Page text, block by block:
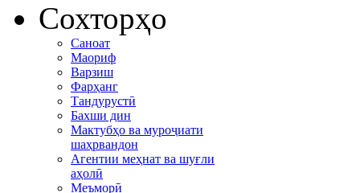
Сохторҳо
Саноат
Маориф
Варзиш
Фарҳанг
Тандурустӣ
Бахши дин
Мактубҳо ва муроҷиати
шаҳрвандон
Агентии меҳнат ва шуғли
аҳолӣ
Меъморӣ